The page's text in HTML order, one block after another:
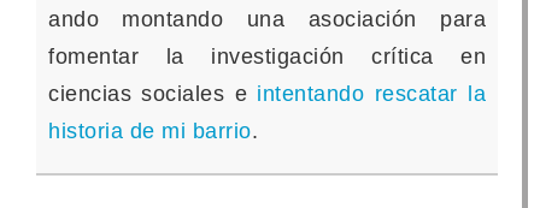
ando montando una asociación para
fomentar la investigación crítica en
ciencias sociales e intentando rescatar la
historia de mi barrio.